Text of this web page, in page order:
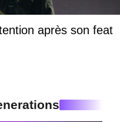
après son feat